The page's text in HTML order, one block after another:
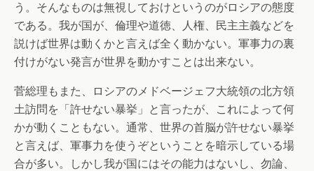
う。そんなものは無視しておけというのがロシアの態度
である。我が国が、倫理や道徳、人権、民主主義などを
説けば世界は動くかと言えば全く動かない。軍事力の裏
付けがない発言が世界を動かすことは出来ない。
菅総理もまた、ロシアのメドベージェフ大統領の北方領
土訪問を「許せない暴挙」と言ったが、これによって何
かが動くこともない。通常、世界の首脳が許せない暴挙
と言えば、軍事力を使うぞということを暗示している場
合が多い。しかし我が国にはその能力はないし、勿論、